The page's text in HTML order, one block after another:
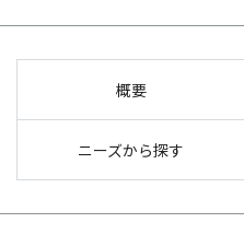
概要
ニーズから探す